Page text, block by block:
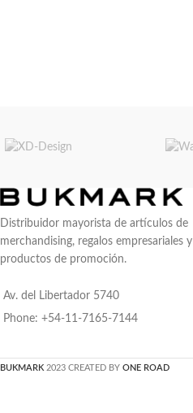
Distribuidor mayorista de artículos de
merchandising, regalos empresariales y
productos de promoción.
Av. del Libertador 5740
Phone: +54-11-7165-7144
BUKMARK 2023 CREATED BY ONE ROAD